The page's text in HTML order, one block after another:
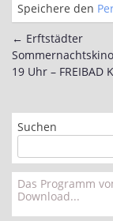
Speichere den
Post
navigation
← Erftstädter
19 Uhr – FREIBAD
Suchen
Das Programm
Download...